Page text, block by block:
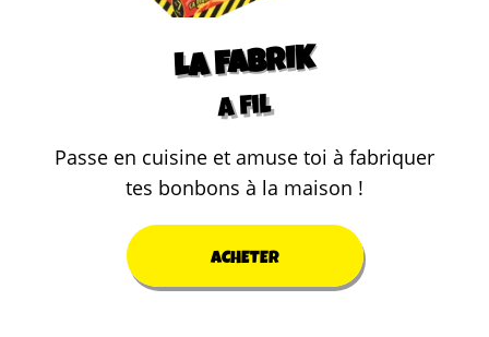
LA FABRIK
a fil
Passe en cuisine et amuse toi à fabriquer
tes bonbons à la maison !
ACHETER